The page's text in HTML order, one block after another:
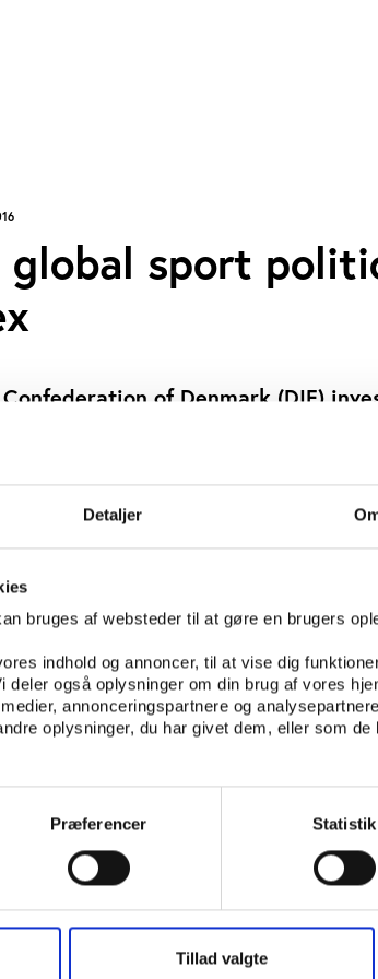
Detaljer
bruges af websteder til at gøre en brugers
indhold og annoncer, til at vise dig
deler også oplysninger om din brug af vores
annonceringspartnere og
oplysninger, du har givet dem, eller som de
Præferencer Statistik
Tillad valgte
global sport
of Denmark (DIF)
all nations. This was made
executive committees in 118
a picture of the formal
their elected sports leaders.